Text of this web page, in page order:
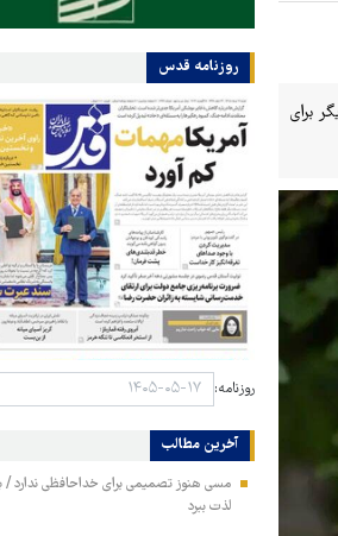
برای
روزنامه قدس
روزنامه:
آخرین مطالب
مسی هنوز تصمیمی برای خداحافظی ندارد /
لذت ببرد